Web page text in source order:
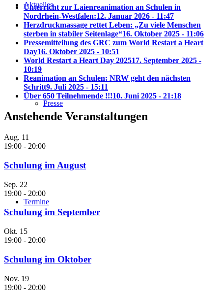
Aktuelles
Presse
Termine
Unterricht zur Laienreanimation an Schulen in
Nordrhein-Westfalen:12. Januar 2026 - 11:47
Herzdruckmassage rettet Leben: „Zu viele Menschen
sterben in stabiler Seitenlage“16. Oktober 2025 - 11:06
Pressemitteilung des GRC zum World Restart a Heart
Day16. Oktober 2025 - 10:51
World Restart a Heart Day 202517. September 2025 -
10:19
Reanimation an Schulen: NRW geht den nächsten
Schritt9. Juli 2025 - 15:11
Über 650 Teilnehmende !!!10. Juni 2025 - 21:18
Anstehende Veranstaltungen
Aug. 11
19:00 - 20:00
Schulung im August
Sep. 22
19:00 - 20:00
Schulung im September
Okt. 15
19:00 - 20:00
Schulung im Oktober
Nov. 19
19:00 - 20:00